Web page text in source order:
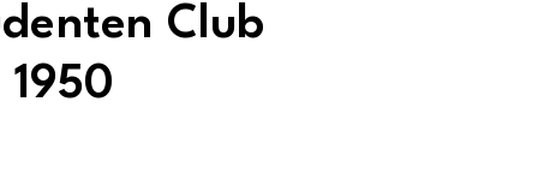
Club
1950